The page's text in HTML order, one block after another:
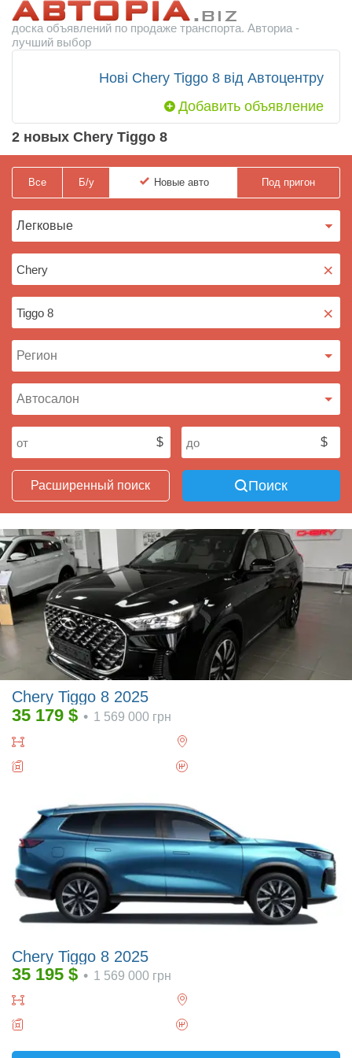
доска объявлений по продаже транспорта. Авториа -
лучший выбор
Нові Chery Tiggo 8 від Автоцентру
Добавить объявление
2 новых Chery Tiggo 8
Все Б/у Новые авто Под пригон
×
×
Расширенный поиск Поиск
Chery Tiggo 8 2025
35 179 $ • 1 569 000 грн
Chery Tiggo 8 2025
35 195 $ • 1 569 000 грн